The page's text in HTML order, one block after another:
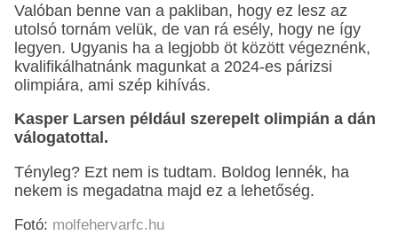
Valóban benne van a pakliban, hogy ez lesz az
utolsó tornám velük, de van rá esély, hogy ne így
legyen. Ugyanis ha a legjobb öt között végeznénk,
kvalifikálhatnánk magunkat a 2024-es párizsi
olimpiára, ami szép kihívás.
Kasper Larsen például szerepelt olimpián a dán
válogatottal.
Tényleg? Ezt nem is tudtam. Boldog lennék, ha
nekem is megadatna majd ez a lehetőség.
Fotó: molfehervarfc.hu